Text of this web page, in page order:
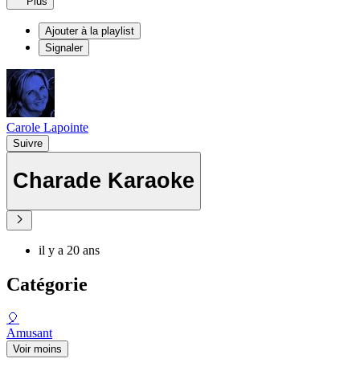
Ajouter à la playlist
Signaler
Carole Lapointe
Suivre
Charade Karaoke
il y a 20 ans
Catégorie
🎈
Amusant
Voir moins